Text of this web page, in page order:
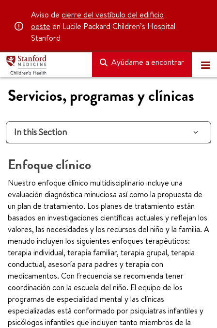
Aviso de cierre del vestíbulo del edificio
oeste en Lucile Packard Children’s Hospital
Stanford
Ayúdame a encontrar
Servicios, programas y clínicas
In this Section
Enfoque clínico
Nuestro enfoque clínico multidisciplinario incluye una
evaluación diagnóstica minuciosa así como la propuesta de
un plan de tratamiento. Los planes de tratamiento están
basados en investigaciones científicas actuales y reflejan los
valores, las necesidades y los recursos del niño y la familia. A
menudo incluyen los siguientes enfoques terapéuticos:
terapia individual, terapia familiar, terapia grupal, terapia
conductual, asesoría para padres y terapia con
medicamentos. Con frecuencia se recomienda tener
coordinación con la escuela del niño. El equipo de los
programas de especialidad mental y las clínicas
especializadas está conformado por psiquiatras infantiles y
psicólogos infantiles que incluyen tanto miembros de la